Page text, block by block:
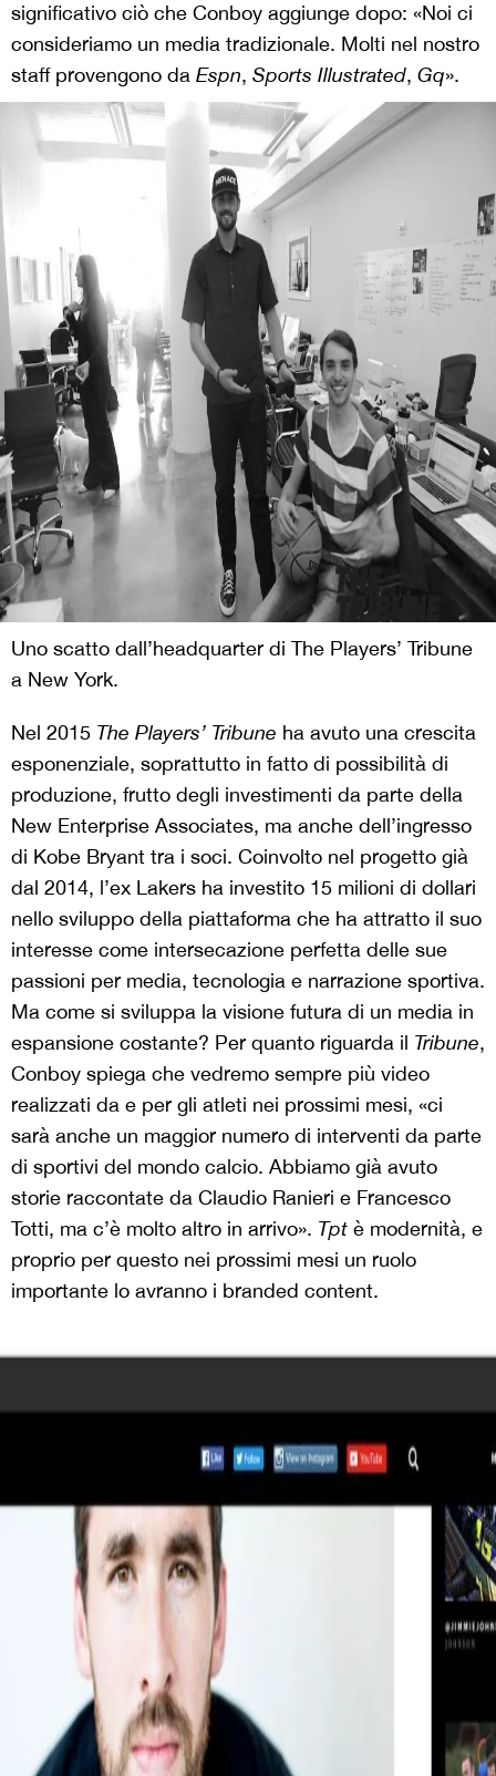
significativo ciò che Conboy aggiunge dopo: «Noi ci
consideriamo un media tradizionale. Molti nel nostro
staff provengono da Espn, Sports Illustrated, Gq».
Uno scatto dall’headquarter di The Players’ Tribune
a New York.
Nel 2015 The Players’ Tribune ha avuto una crescita
esponenziale, soprattutto in fatto di possibilità di
produzione, frutto degli investimenti da parte della
New Enterprise Associates, ma anche dell’ingresso
di Kobe Bryant tra i soci. Coinvolto nel progetto già
dal 2014, l’ex Lakers ha investito 15 milioni di dollari
nello sviluppo della piattaforma che ha attratto il suo
interesse come intersecazione perfetta delle sue
passioni per media, tecnologia e narrazione sportiva.
Ma come si sviluppa la visione futura di un media in
espansione costante? Per quanto riguarda il Tribune,
Conboy spiega che vedremo sempre più video
realizzati da e per gli atleti nei prossimi mesi, «ci
sarà anche un maggior numero di interventi da parte
di sportivi del mondo calcio. Abbiamo già avuto
storie raccontate da Claudio Ranieri e Francesco
Totti, ma c’è molto altro in arrivo». Tpt è modernità, e
proprio per questo nei prossimi mesi un ruolo
importante lo avranno i branded content.